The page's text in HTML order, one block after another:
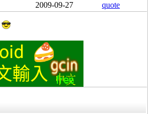
2009-09-27 quote